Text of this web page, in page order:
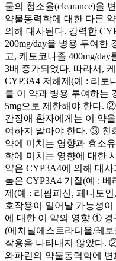
물의 청소율(clearance)을
약물동력학에 대한 다른
의해 대사된다. 강력한
200mg/day을 병용 투여한
고, 케토코나졸 400mg/
3배 증가되었다. 따라서,
CYP3A4 저해제(예 : 리토
를 이 약과 병용 투여하는
5mg으로 제한해야 한다.
간장애 환자에게는 이 약
여하지 말아야 한다. ③ 친
약에 미치는 영향과 효소
학에 미치는 영향에 대한
약은 CYP3A4에 의해 대
높은 CYP3A4 기질(예 :
제(예 : 리팜피신, 페니토
호작용이 일어날 가능성
에 대한 이 약의 영향 ① 경
(에치닐에스트라디올/레
작용을 나타내지 않았다.
와파린의 약물동력학에